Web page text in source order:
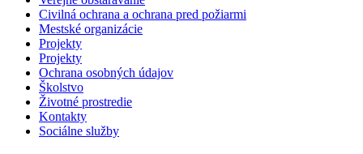
Civilná ochrana a ochrana pred požiarmi
Mestské organizácie
Projekty
Projekty
Ochrana osobných údajov
Školstvo
Životné prostredie
Kontakty
Sociálne služby